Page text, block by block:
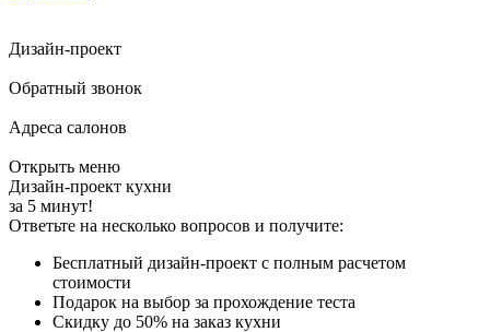
Дизайн-проект
Обратный звонок
Адреса салонов
Открыть меню
Дизайн-проект кухни
за 5 минут!
Ответьте на несколько вопросов и получите:
Бесплатный дизайн-проект с полным расчетом
стоимости
Подарок на выбор за прохождение теста
Скидку до 50% на заказ кухни